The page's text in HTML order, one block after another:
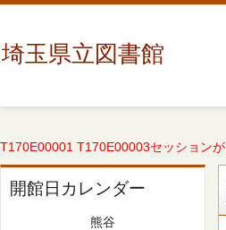
埼玉県立図書館
T170E00001 T170E00003セッション
開館日カレンダー
熊谷